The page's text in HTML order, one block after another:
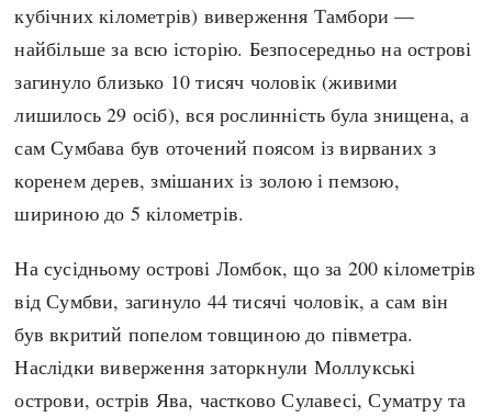
кубічних кілометрів) виверження Тамбори —
найбільше за всю історію. Безпосередньо на острові
загинуло близько 10 тисяч чоловік (живими
лишилось 29 осіб), вся рослинність була знищена, а
сам Сумбава був оточений поясом із вирваних з
коренем дерев, змішаних із золою і пемзою,
шириною до 5 кілометрів.
На сусідньому острові Ломбок, що за 200 кілометрів
від Сумбви, загинуло 44 тисячі чоловік, а сам він
був вкритий попелом товщиною до півметра.
Наслідки виверження заторкнули Моллукські
острови, острів Ява, частково Сулавесі, Суматру та